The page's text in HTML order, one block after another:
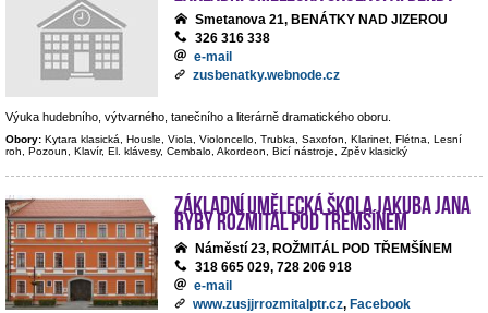
Smetanova 21, BENÁTKY NAD JIZEROU
326 316 338
e-mail
zusbenatky.webnode.cz
Výuka hudebního, výtvarného, tanečního a literárně dramatického oboru.
Obory: Kytara klasická, Housle, Viola, Violoncello, Trubka, Saxofon, Klarinet, Flétna, Lesní
roh, Pozoun, Klavír, El. klávesy, Cembalo, Akordeon, Bicí nástroje, Zpěv klasický
Základní umělecká škola Jakuba Jana
Ryby Rožmitál pod Třemšínem
Náměstí 23, ROŽMITÁL POD TŘEMŠÍNEM
318 665 029, 728 206 918
e-mail
www.zusjjrrozmitalptr.cz, Facebook